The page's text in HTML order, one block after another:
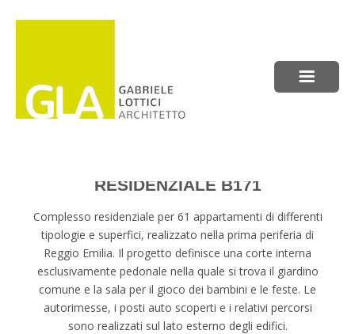
RESIDENZIALE B171
Complesso residenziale per 61 appartamenti di differenti
tipologie e superfici, realizzato nella prima periferia di
Reggio Emilia. Il progetto definisce una corte interna
esclusivamente pedonale nella quale si trova il giardino
comune e la sala per il gioco dei bambini e le feste. Le
autorimesse, i posti auto scoperti e i relativi percorsi
sono realizzati sul lato esterno degli edifici.